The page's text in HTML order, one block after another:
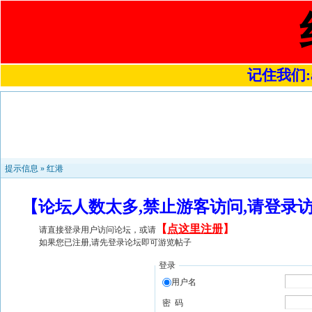
记住我们
提示信息 » 红港
【论坛人数太多,禁止游客访问,请登
请直接登录用户访问论坛，或请 【 点这里注册】
如果您已注册,请先登录论坛即可游览帖子
登录
用户名
密 码